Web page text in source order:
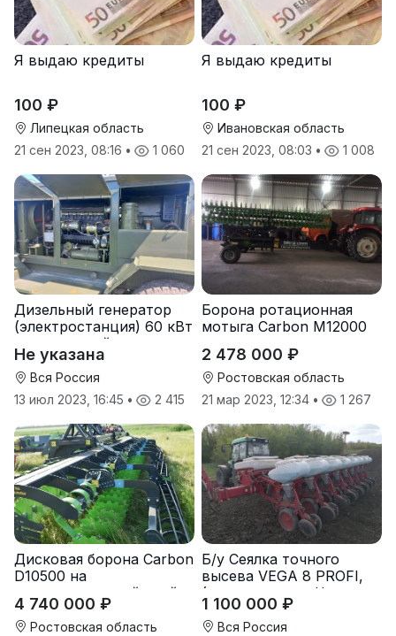
Я выдаю кредиты
100 ₽
Липецкая область
21 сен 2023, 08:16 • 1 060
Я выдаю кредиты
100 ₽
Ивановская область
21 сен 2023, 08:03 • 1 008
Дизельный генератор
(электростанция) 60 кВт
-автономный источник
электроэнергии
Не указана
Вся Россия
13 июл 2023, 16:45 • 2 415
Борона ротационная
мотыга Carbon М12000
2 478 000 ₽
Ростовская область
21 мар 2023, 12:34 • 1 267
Дисковая борона Carbon
D10500 на
подпружиненной стойке
(3D)
4 740 000 ₽
Ростовская область
Б/у Сеялка точного
высева VEGA 8 PROFI,
(производство Червона
Зирка), 2016 г., в
отличном состоянии
1 100 000 ₽
Вся Россия